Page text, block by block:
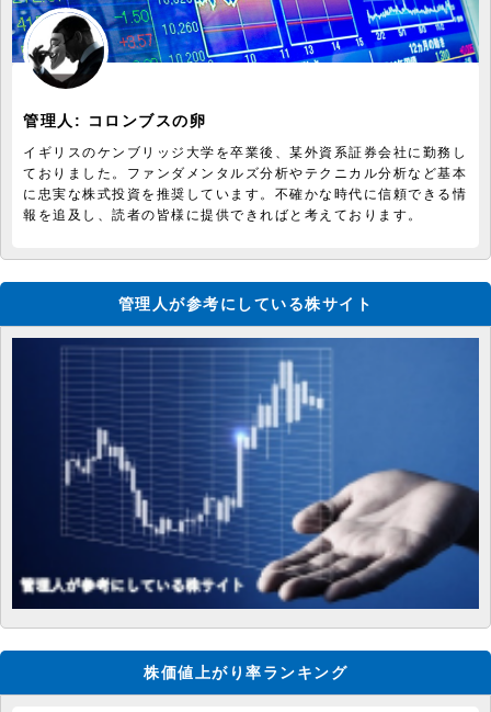
管理人: コロンブスの卵
イギリスのケンブリッジ大学を卒業後、某外資系証券会社に勤務し
ておりました。ファンダメンタルズ分析やテクニカル分析など基本
に忠実な株式投資を推奨しています。不確かな時代に信頼できる情
報を追及し、読者の皆様に提供できればと考えております。
管理人が参考にしている株サイト
株価値上がり率ランキング